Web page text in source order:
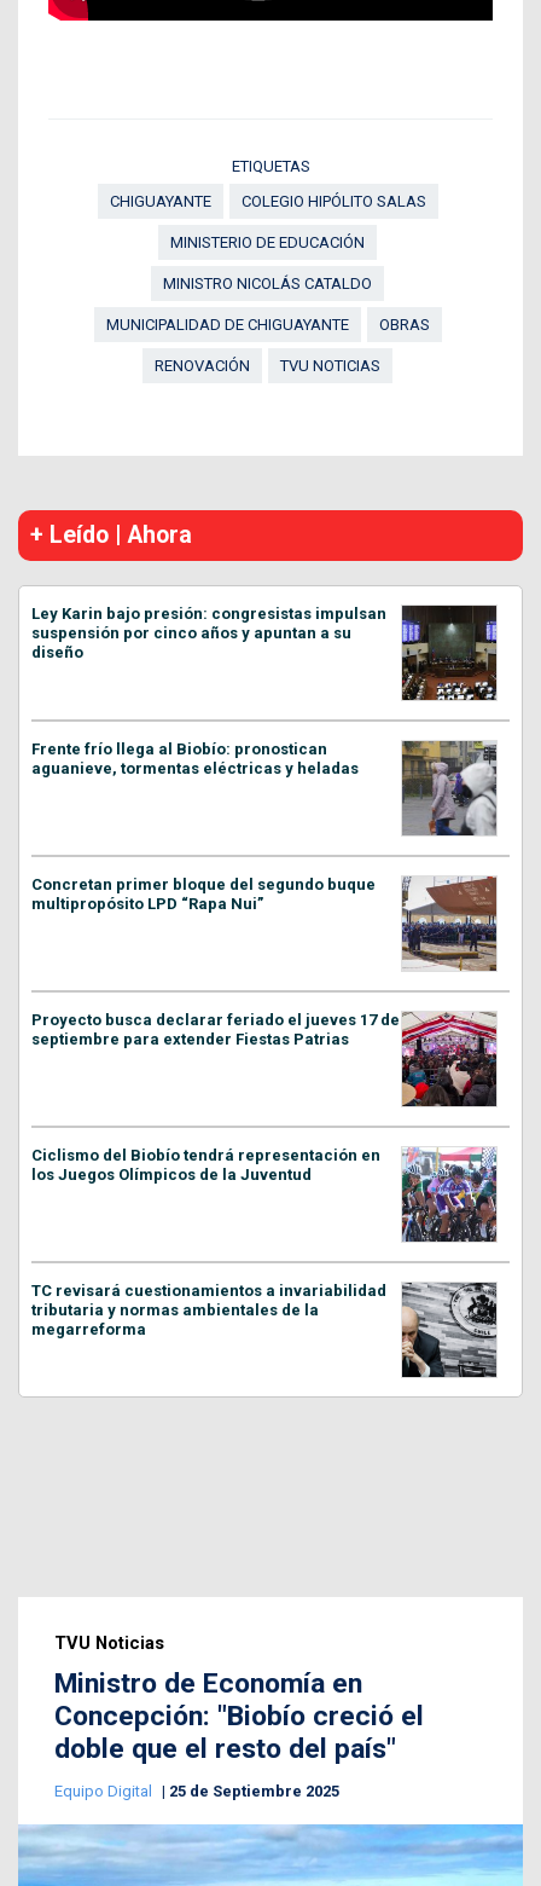
ETIQUETAS
CHIGUAYANTE
COLEGIO HIPÓLITO SALAS
MINISTERIO DE EDUCACIÓN
MINISTRO NICOLÁS CATALDO
MUNICIPALIDAD DE CHIGUAYANTE OBRAS
RENOVACIÓN TVU NOTICIAS
+ Leído | Ahora
Ley Karin bajo presión: congresistas impulsan
suspensión por cinco años y apuntan a su
diseño
Frente frío llega al Biobío: pronostican
aguanieve, tormentas eléctricas y heladas
Concretan primer bloque del segundo buque
multipropósito LPD “Rapa Nui”
Proyecto busca declarar feriado el jueves 17 de
septiembre para extender Fiestas Patrias
Ciclismo del Biobío tendrá representación en
los Juegos Olímpicos de la Juventud
TC revisará cuestionamientos a invariabilidad
tributaria y normas ambientales de la
megarreforma
TVU Noticias
Ministro de Economía en
Concepción: "Biobío creció el
doble que el resto del país"
Equipo Digital 25 de Septiembre 2025